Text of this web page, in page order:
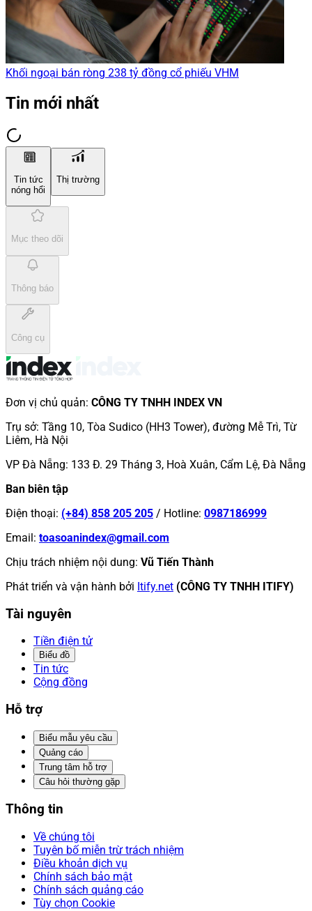
Khối ngoại bán ròng 238 tỷ đồng cổ phiếu VHM
Tin mới nhất
Tin tức
nóng hổi
Thị trường
Mục theo dõi
Thông báo
Công cụ
Đơn vị chủ quản: CÔNG TY TNHH INDEX VN
Trụ sở: Tầng 10, Tòa Sudico (HH3 Tower), đường Mễ Trì, Từ
Liêm, Hà Nội
VP Đà Nẵng: 133 Đ. 29 Tháng 3, Hoà Xuân, Cẩm Lệ, Đà Nẵng
Ban biên tập
Điện thoại: (+84) 858 205 205 / Hotline: 0987186999
Email: toasoanindex@gmail.com
Chịu trách nhiệm nội dung: Vũ Tiến Thành
Phát triển và vận hành bởi Itify.net (CÔNG TY TNHH ITIFY)
Tài nguyên
Tiền điện tử
Biểu đồ
Tin tức
Cộng đồng
Hỗ trợ
Biểu mẫu yêu cầu
Quảng cáo
Trung tâm hỗ trợ
Câu hỏi thường gặp
Thông tin
Về chúng tôi
Tuyên bố miễn trừ trách nhiệm
Điều khoản dịch vụ
Chính sách bảo mật
Chính sách quảng cáo
Tùy chọn Cookie